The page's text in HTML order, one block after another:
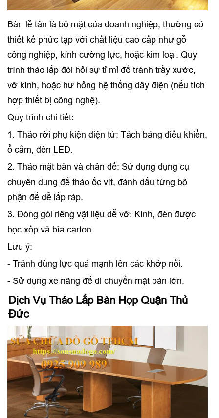
Bàn lễ tân là bộ mặt của doanh nghiệp, thường có
thiết kế phức tạp với chất liệu cao cấp như gỗ
công nghiệp, kính cường lực, hoặc kim loại. Quy
trình tháo lắp đòi hỏi sự tỉ mỉ để tránh trầy xước,
vỡ kính, hoặc hư hỏng hệ thống dây điện (nếu tích
hợp thiết bị công nghệ).
Quy trình chi tiết:
1. Tháo rời phụ kiện điện tử: Tách bảng điều khiển,
ổ cắm, đèn LED.
2. Tháo mặt bàn và chân đế: Sử dụng dụng cụ
chuyên dụng để tháo ốc vít, đánh dấu từng bộ
phận để dễ lắp ráp.
3. Đóng gói riêng vật liệu dễ vỡ: Kính, đèn được
bọc xốp và bìa carton.
Lưu ý:
- Tránh dùng lực quá mạnh lên các khớp nối.
- Sử dụng xe nâng để di chuyển mặt bàn lớn.
Dịch Vụ Tháo Lắp Bàn Họp Quận Thủ
Đức